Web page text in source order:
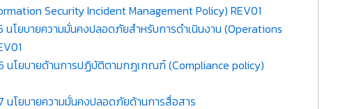
Security Incident Management Policy) REV01
นโยบายความมั่นคงปลอดภัยสำหรับการดำเนินงาน (Operations
นโยบายด้านการปฏิบัติตามกฎเกณฑ์ (Compliance policy)
นโยบายความมั่นคงปลอดภัยด้านการสื่อสาร